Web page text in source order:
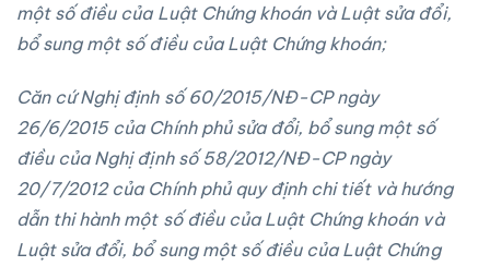
một số điều của Luật Chứng khoán và Luật sửa đổi,
bổ sung một số điều của Luật Chứng khoán;
Căn cứ Nghị định số 60/2015/NĐ-CP ngày
26/6/2015 của Chính phủ sửa đổi, bổ sung một số
điều của Nghị định số 58/2012/NĐ-CP ngày
20/7/2012 của Chính phủ quy định chi tiết và hướng
dẫn thi hành một số điều của Luật Chứng khoán và
Luật sửa đổi, bổ sung một số điều của Luật Chứng